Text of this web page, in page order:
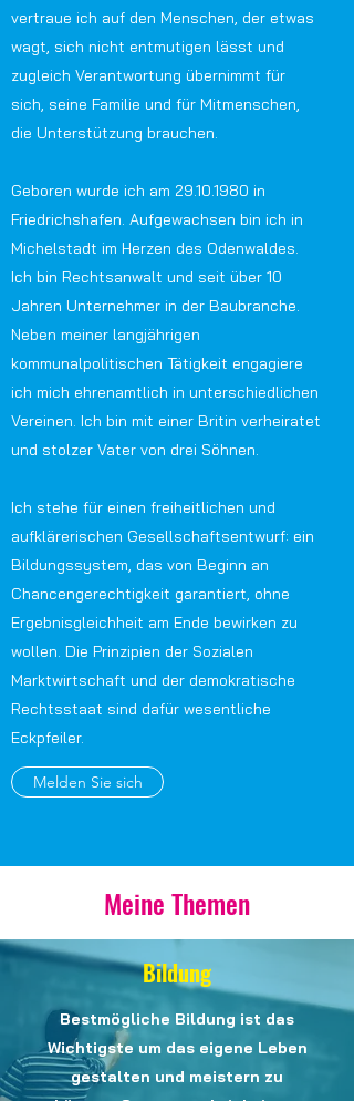
vertraue ich auf den Menschen, der etwas
wagt, sich nicht entmutigen lässt und
zugleich Verantwortung übernimmt für
sich, seine Familie und für Mitmenschen,
die Unterstützung brauchen.
Geboren wurde ich am 29.10.1980 in
Friedrichshafen. Aufgewachsen bin ich in
Michelstadt im Herzen des Odenwaldes.
Ich bin Rechtsanwalt und seit über 10
Jahren Unternehmer in der Baubranche.
Neben meiner langjährigen
kommunalpolitischen Tätigkeit engagiere
ich mich ehrenamtlich in unterschiedlichen
Vereinen. Ich bin mit einer Britin verheiratet
und stolzer Vater von drei Söhnen.
Ich stehe für einen freiheitlichen und
aufklärerischen Gesellschaftsentwurf: ein
Bildungssystem, das von Beginn an
Chancengerechtigkeit garantiert, ohne
Ergebnisgleichheit am Ende bewirken zu
wollen. Die Prinzipien der Sozialen
Marktwirtschaft und der demokratische
Rechtsstaat sind dafür wesentliche
Eckpfeiler.
Melden Sie sich
Meine Themen
Bildung
Bestmögliche Bildung ist das
Wichtigste um das eigene Leben
gestalten und meistern zu